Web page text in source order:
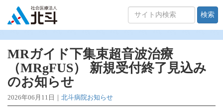
検索
MRガイド下集束超音波治療
（MRgFUS） 新規受付終了見込み
のお知らせ
2026年06月11日｜ 北斗病院お知らせ